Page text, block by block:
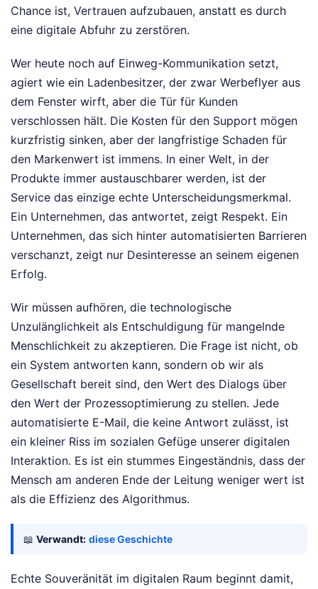
Chance ist, Vertrauen aufzubauen, anstatt es durch
eine digitale Abfuhr zu zerstören.
Wer heute noch auf Einweg-Kommunikation setzt,
agiert wie ein Ladenbesitzer, der zwar Werbeflyer aus
dem Fenster wirft, aber die Tür für Kunden
verschlossen hält. Die Kosten für den Support mögen
kurzfristig sinken, aber der langfristige Schaden für
den Markenwert ist immens. In einer Welt, in der
Produkte immer austauschbarer werden, ist der
Service das einzige echte Unterscheidungsmerkmal.
Ein Unternehmen, das antwortet, zeigt Respekt. Ein
Unternehmen, das sich hinter automatisierten Barrieren
verschanzt, zeigt nur Desinteresse an seinem eigenen
Erfolg.
Wir müssen aufhören, die technologische
Unzulänglichkeit als Entschuldigung für mangelnde
Menschlichkeit zu akzeptieren. Die Frage ist nicht, ob
ein System antworten kann, sondern ob wir als
Gesellschaft bereit sind, den Wert des Dialogs über
den Wert der Prozessoptimierung zu stellen. Jede
automatisierte E-Mail, die keine Antwort zulässt, ist
ein kleiner Riss im sozialen Gefüge unserer digitalen
Interaktion. Es ist ein stummes Eingeständnis, dass der
Mensch am anderen Ende der Leitung weniger wert ist
als die Effizienz des Algorithmus.
📖 Verwandt: diese Geschichte
Echte Souveränität im digitalen Raum beginnt damit,